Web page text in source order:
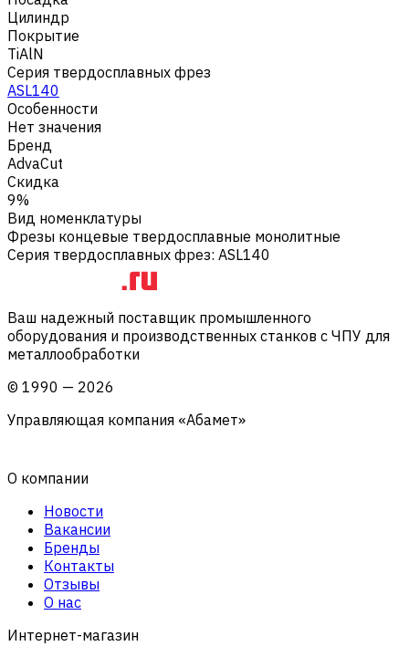
Цилиндр
Покрытие
TiAlN
Серия твердосплавных фрез
ASL140
Особенности
Нет значения
Бренд
AdvaCut
Скидка
9%
Вид номенклатуры
Фрезы концевые твердосплавные монолитные
Серия твердосплавных фрез: ASL140
Ваш надежный поставщик промышленного
оборудования и производственных станков с ЧПУ для
металлообработки
© 1990 — 2026
Управляющая компания «Абамет»
О компании
Новости
Вакансии
Бренды
Контакты
Отзывы
О нас
Интернет-магазин